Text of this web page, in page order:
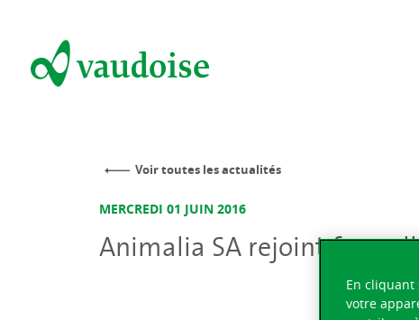
Voir toutes les actualités
MERCREDI 01 JUIN 2016
Animalia SA rejoint
En cliquant
votre